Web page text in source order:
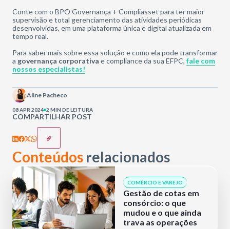
Conte com o BPO Governança + Compliasset para ter maior
supervisão e total gerenciamento das atividades periódicas
desenvolvidas, em uma plataforma única e digital atualizada em
tempo real.
Para saber mais sobre essa solução e como ela pode transformar
a governança corporativa e compliance da sua EFPC, fale com
nossos especialistas!
COMPARTILHAR POST
Aline Pacheco
08 APR 2024 2 MIN DE LEITURA
Conteúdos relacionados
COMÉRCIO E VAREJO
Gestão de cotas em
consórcio: o que
mudou e o que ainda
trava as operações